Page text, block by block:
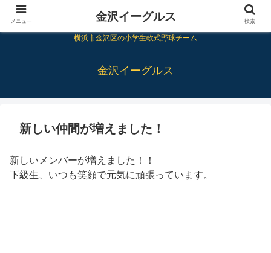
横浜市金沢区の小学生軟式野球チーム
金沢イーグルス
新しい仲間が増えました！
新しいメンバーが増えました！！
下級生、いつも笑顔で元気に頑張っています。
メニュー 金沢イーグルス 検索